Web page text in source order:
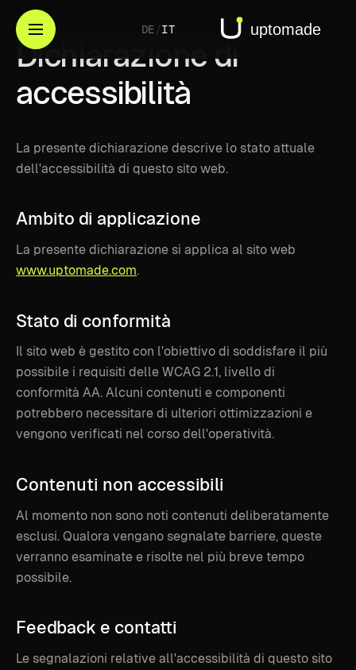
DE /IT
Dichiarazione di
accessibilità
La presente dichiarazione descrive lo stato attuale
dell'accessibilità di questo sito web.
Ambito di applicazione
La presente dichiarazione si applica al sito web
www.uptomade.com.
Stato di conformità
Il sito web è gestito con l'obiettivo di soddisfare il più
possibile i requisiti delle WCAG 2.1, livello di
conformità AA. Alcuni contenuti e componenti
potrebbero necessitare di ulteriori ottimizzazioni e
vengono verificati nel corso dell'operatività.
Contenuti non accessibili
Al momento non sono noti contenuti deliberatamente
esclusi. Qualora vengano segnalate barriere, queste
verranno esaminate e risolte nel più breve tempo
possibile.
Feedback e contatti
Le segnalazioni relative all'accessibilità di questo sito